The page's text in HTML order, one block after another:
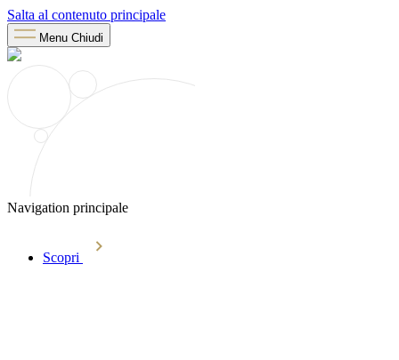
Salta al contenuto principale
Menu Chiudi
Navigation principale
Scopri